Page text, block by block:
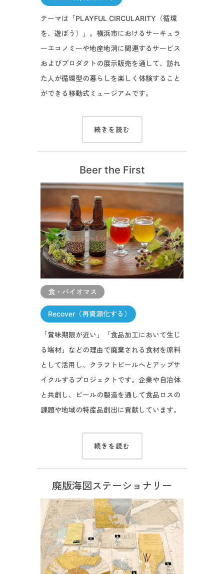
テーマは「PLAYFUL CIRCULARITY（循環
を、遊ぼう）」。横浜市におけるサーキュラ
ーエコノミーや地産地消に関連するサービス
およびプロダクトの展示販売を通して、訪れ
た人が循環型の暮らしを楽しく体験すること
ができる移動式ミュージアムです。
続きを読む
Beer the First
食・バイオマス
Recover（再資源化する）
「賞味期限が近い」「食品加工において生じ
る端材」などの理由で廃棄される食材を原料
として活用し、クラフトビールへとアップサ
イクルするプロジェクトです。企業や自治体
と共創し、ビールの製造を通して食品ロスの
課題や地域の特産品創出に貢献しています。
続きを読む
廃版海図ステーショナリー